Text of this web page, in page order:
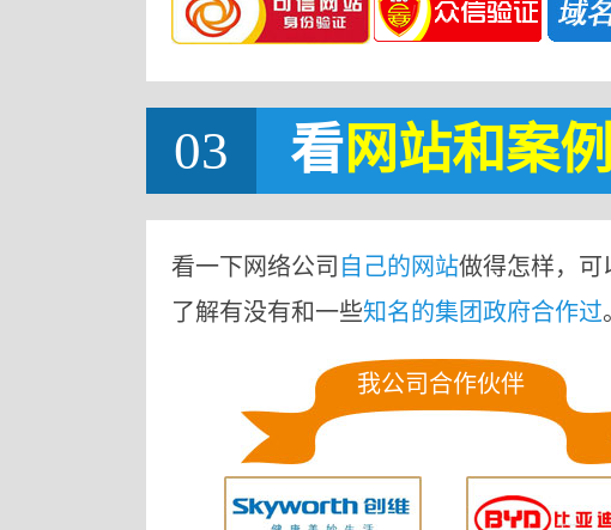
03 看网站和案例
看一下网络公司 自己的网站做得怎样，可
了解有没有和一些知名的集团政府合作过
我公司合作伙伴